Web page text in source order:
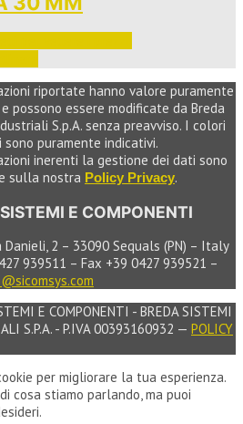
riportate hanno valore puramente
possono essere modificate da Breda
S.p.A. senza preavviso. I colori
puramente indicativi.
inerenti la gestione dei dati sono
sulla nostra Policy Privacy.
E COMPONENTI
Danieli, 2 – 33090 Sequals (PN) – Italy
939511 – Fax +39 0427 939521 –
E COMPONENTI - BREDA SISTEMI
S.P.A. - P.IVA 00393160932 — POLICY
per migliorare la tua esperienza.
cosa stiamo parlando, ma puoi